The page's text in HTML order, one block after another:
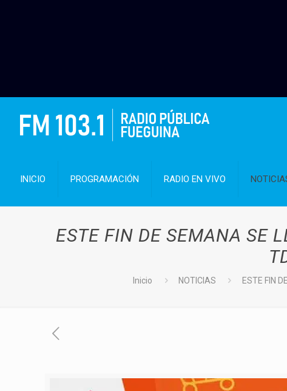
INICIO PROGRAMACIÓN RADIO EN VIVO
ESTE FIN DE SEMANA SE
Inicio NOTICIAS ESTE FIN